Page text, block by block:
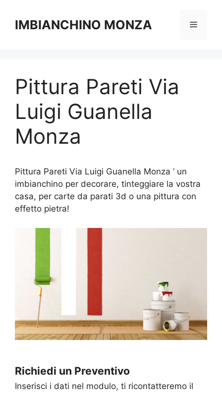
contenuto
IMBIANCHINO MONZA Menu
Pittura Pareti Via
Luigi Guanella
Monza
Pittura Pareti Via Luigi Guanella Monza ’ un
imbianchino per decorare, tinteggiare la vostra
casa, per carte da parati 3d o una pittura con
effetto pietra!
Richiedi un Preventivo
Inserisci i dati nel modulo, ti ricontatteremo il